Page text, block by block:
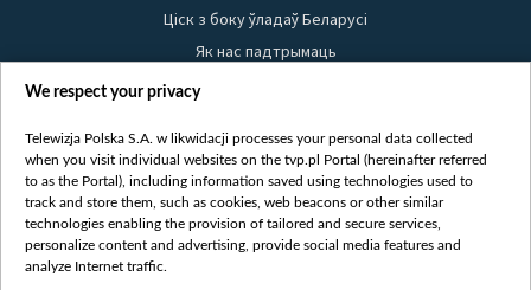
Ціск з боку ўладаў Беларусі
Як нас падтрымаць
Правілы выкарыстання матэрыялаў
Бяспека
Youtube
Белсат news
Белсат Shorts
We respect your privacy
Telewizja Polska S.A. w likwidacji processes your personal data collected
when you visit individual websites on the tvp.pl Portal (hereinafter referred
to as the Portal), including information saved using technologies used to
track and store them, such as cookies, web beacons or other similar
technologies enabling the provision of tailored and secure services,
personalize content and advertising, provide social media features and
analyze Internet traffic.